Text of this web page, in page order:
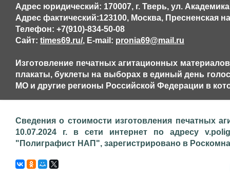
Адрес юридический: 170007, г. Тверь, ул.
Адрес фактический:123100, Москва, Пресненская
Телефон: +7(910)-834-50-08
Сайт: times69.ru/, E-mail: pronia69@mail.ru
Изготовление печатных агитационных
плакаты, буклеты на выборах в единый день
МО и другие регионы Российской Федерации в
Сведения о стоимости изготовления печатных
10.07.2024 г. в сети интернет по адресу
"Полиграфист НАП", зарегистрировано в